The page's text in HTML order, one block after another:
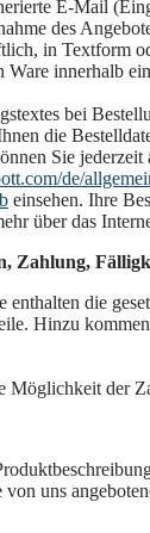
E-Mail
des
in Textform
Ware innerhalb
bei
die
Sie jederzeit
de/
einsehen. Ihre
über das
Zahlung,
enthalten die
Hinzu
Möglichkeit der
von uns